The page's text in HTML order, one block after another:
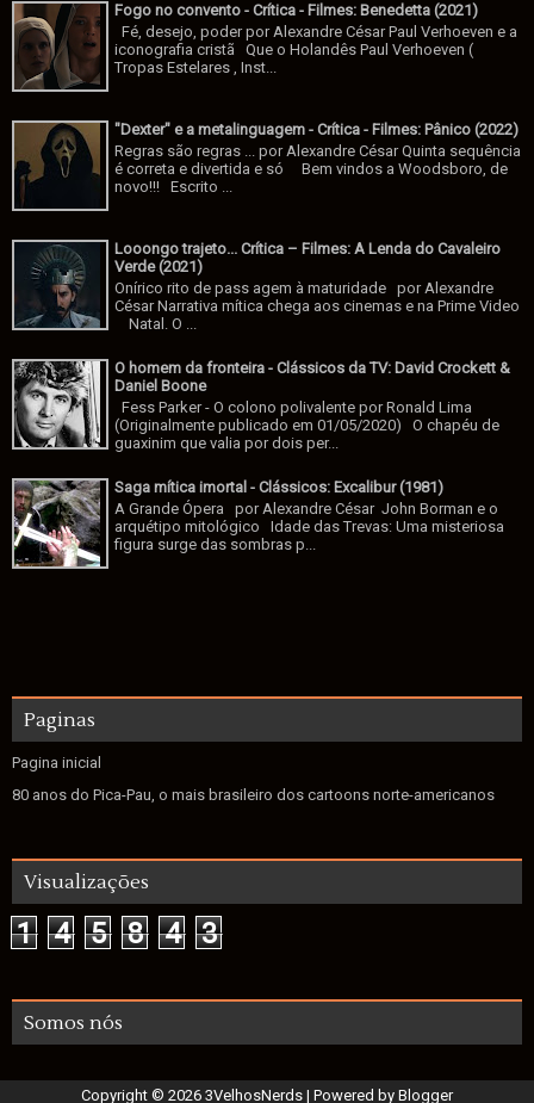
Fogo no convento - Crítica - Filmes: Benedetta (2021)
Fé, desejo, poder por Alexandre César Paul Verhoeven e a
iconografia cristã Que o Holandês Paul Verhoeven (
Tropas Estelares , Inst...
"Dexter" e a metalinguagem - Crítica - Filmes: Pânico (2022)
Regras são regras ... por Alexandre César Quinta sequência
é correta e divertida e só Bem vindos a Woodsboro, de
novo!!! Escrito ...
Looongo trajeto... Crítica – Filmes: A Lenda do Cavaleiro
Verde (2021)
Onírico rito de pass agem à maturidade por Alexandre
César Narrativa mítica chega aos cinemas e na Prime Video
Natal. O ...
O homem da fronteira - Clássicos da TV: David Crockett &
Daniel Boone
Fess Parker - O colono polivalente por Ronald Lima
(Originalmente publicado em 01/05/2020) O chapéu de
guaxinim que valia por dois per...
Saga mítica imortal - Clássicos: Excalibur (1981)
A Grande Ópera por Alexandre César John Borman e o
arquétipo mitológico Idade das Trevas: Uma misteriosa
figura surge das sombras p...
Paginas
Pagina inicial
80 anos do Pica-Pau, o mais brasileiro dos cartoons norte-americanos
Visualizações
1 4 5 8 4 3
Somos nós
Copyright © 2026 3VelhosNerds | Powered by Blogger